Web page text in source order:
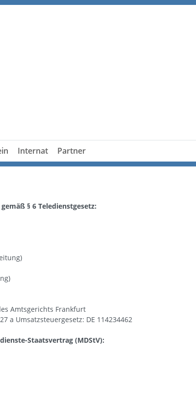
Internat Partner
§ 6 Teledienstgesetz:
Amtsgerichts Frankfurt
a Umsatzsteuergesetz: DE 114234462
Staatsvertrag (MDStV):